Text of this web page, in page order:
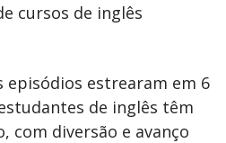
cursos de inglês
estrearam em 6
de inglês têm
diversão e avanço